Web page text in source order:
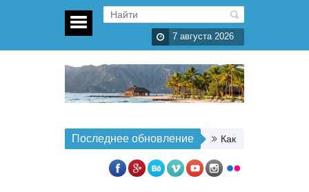
7 августа 2026
Последнее обновление Как организовать